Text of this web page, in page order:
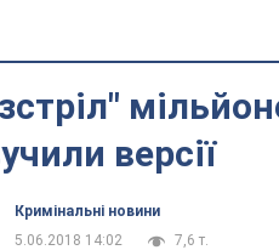
версії
Кримінальні новини
5.06.2018 14:02
7,6 т.